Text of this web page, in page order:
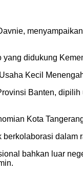
didukung
Kecil
Banten,
Kota
bahkan luar